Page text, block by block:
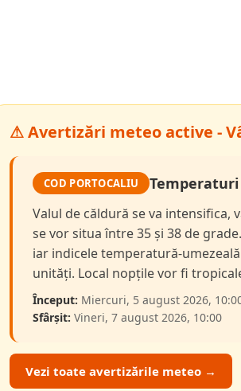
⚠ Avertizări meteo active -
COD PORTOCALIU
Valul de căldură se va intensifica,
se vor situa între 35 și 38 de
iar indicele temperatură-
unități. Local nopțile vor fi
Început: Miercuri, 5 august 2026,
Sfârșit: Vineri, 7 august 2026, 10:00
Vezi toate avertizările meteo →